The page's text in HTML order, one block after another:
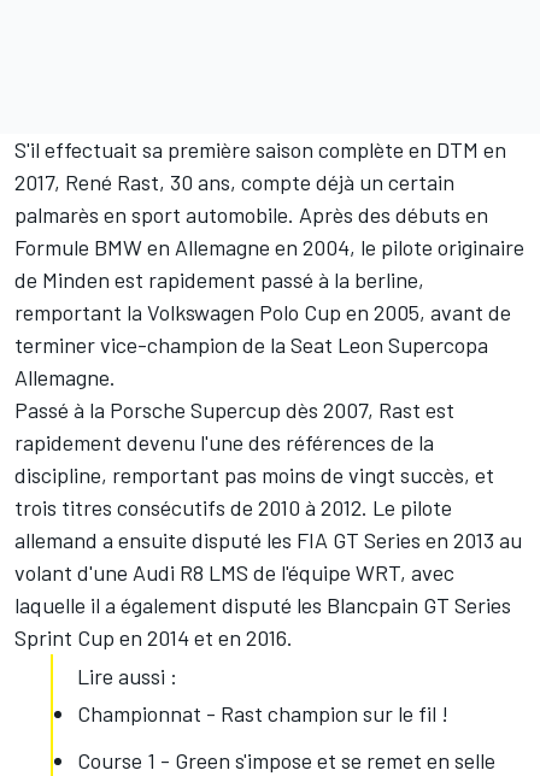
S'il effectuait sa première saison complète en DTM en
2017, René Rast, 30 ans, compte déjà un certain
palmarès en sport automobile. Après des débuts en
Formule BMW en Allemagne en 2004, le pilote originaire
de Minden est rapidement passé à la berline,
remportant la Volkswagen Polo Cup en 2005, avant de
terminer vice-champion de la Seat Leon Supercopa
Allemagne.
Passé à la Porsche Supercup dès 2007, Rast est
rapidement devenu l'une des références de la
discipline, remportant pas moins de vingt succès, et
trois titres consécutifs de 2010 à 2012. Le pilote
allemand a ensuite disputé les FIA GT Series en 2013 au
volant d'une Audi R8 LMS de l'équipe WRT, avec
laquelle il a également disputé les Blancpain GT Series
Sprint Cup en 2014 et en 2016.
Lire aussi :
Championnat - Rast champion sur le fil !
Course 1 - Green s'impose et se remet en selle